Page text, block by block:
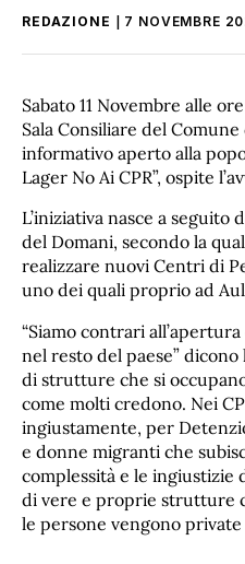
REDAZIONE 7 NOVEMBRE
Sabato 11 Novembre alle
Sala Consiliare del
informativo aperto alla
Lager No Ai CPR”, ospite
L’iniziativa nasce a seguito
del Domani, secondo la
realizzare nuovi Centri di
uno dei quali proprio ad
“Siamo contrari
nel resto del paese”
di strutture che si
come molti credono. Nei
ingiustamente, per
e donne migranti che
complessità e le ingiustizie
di vere e proprie strutture
le persone vengono